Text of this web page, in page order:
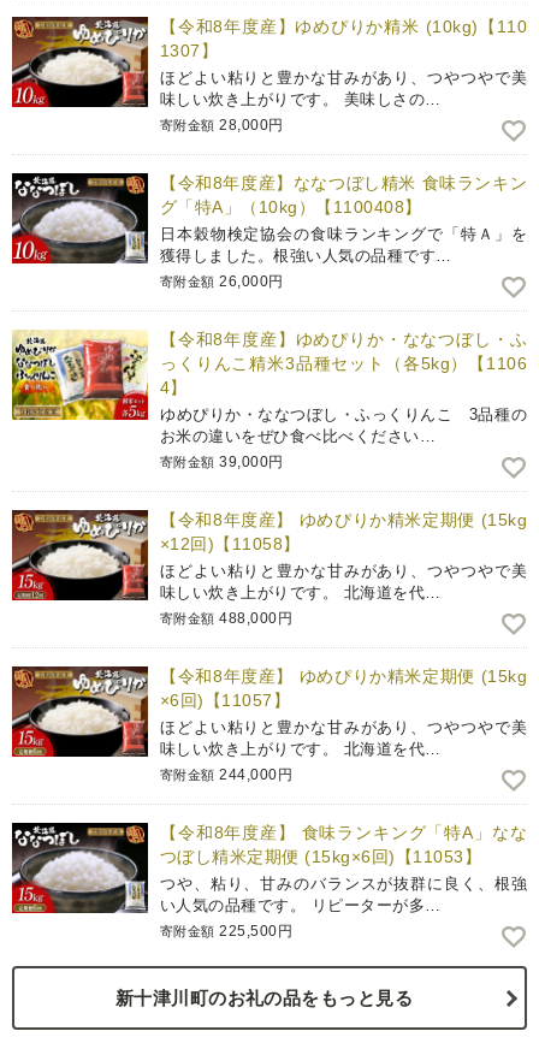
【令和8年度産】ゆめぴりか精米 (10kg)【110
1307】
ほどよい粘りと豊かな甘みがあり、つやつやで美
味しい炊き上がりです。 美味しさの…
寄附金額 28,000円
【令和8年度産】ななつぼし精米 食味ランキン
グ「特A」（10kg）【1100408】
日本穀物検定協会の食味ランキングで「特Ａ」を
獲得しました。根強い人気の品種です…
寄附金額 26,000円
【令和8年度産】ゆめぴりか・ななつぼし・ふ
っくりんこ精米3品種セット（各5kg）【1106
4】
ゆめぴりか・ななつぼし・ふっくりんこ 3品種の
お米の違いをぜひ食べ比べください…
寄附金額 39,000円
【令和8年度産】 ゆめぴりか精米定期便 (15kg
×12回)【11058】
ほどよい粘りと豊かな甘みがあり、つやつやで美
味しい炊き上がりです。 北海道を代…
寄附金額 488,000円
【令和8年度産】 ゆめぴりか精米定期便 (15kg
×6回)【11057】
ほどよい粘りと豊かな甘みがあり、つやつやで美
味しい炊き上がりです。 北海道を代…
寄附金額 244,000円
【令和8年度産】 食味ランキング「特A」なな
つぼし精米定期便 (15kg×6回)【11053】
つや、粘り、甘みのバランスが抜群に良く、根強
い人気の品種です。 リピーターが多…
寄附金額 225,500円
新十津川町のお礼の品をもっと見る